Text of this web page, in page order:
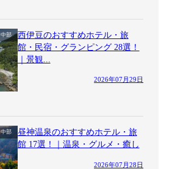
中部
西伊豆のおすすめホテル・旅
館・民宿・グランピング 28選！
｜景観...
2026年07月29日
中部
昼神温泉のおすすめホテル・旅
館 17選！｜温泉・グルメ・癒し
2026年07月28日